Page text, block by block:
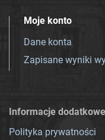
Moje konto
Dane konta
Zapisane wyniki
Informacje
Polityka prywatności